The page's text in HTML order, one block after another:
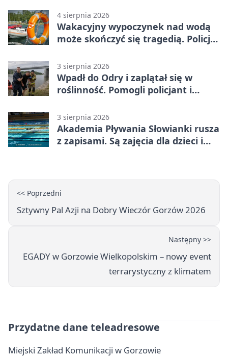
4 sierpnia 2026
Wakacyjny wypoczynek nad wodą
może skończyć się tragedią. Policja
3 sierpnia 2026
Wpadł do Odry i zaplątał się w
roślinność. Pomogli policjant i
3 sierpnia 2026
Akademia Pływania Słowianki rusza
z zapisami. Są zajęcia dla dzieci i
<< Poprzedni
Sztywny Pal Azji na Dobry Wieczór Gorzów 2026
Następny >>
EGADY w Gorzowie Wielkopolskim – nowy event
terrarystyczny z klimatem
Przydatne dane teleadresowe
Miejski Zakład Komunikacji w Gorzowie